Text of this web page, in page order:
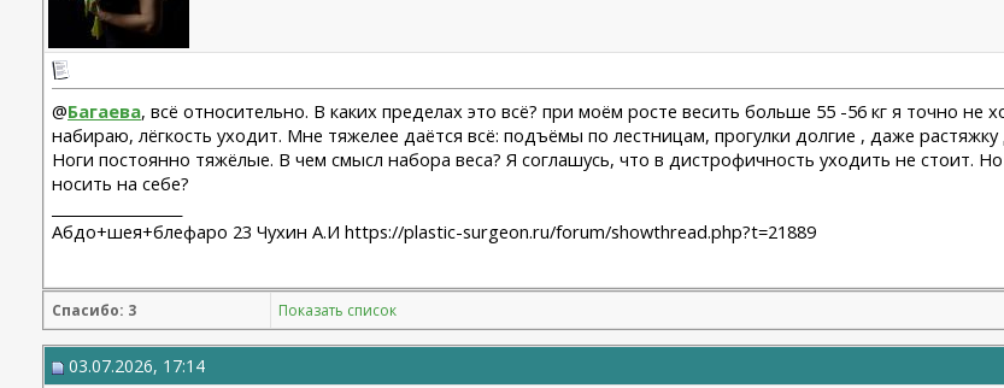
@Багаева, всё относительно. В каких пределах это всё? при моём росте весить больше 55 -56 кг я точно не
набираю, лёгкость уходит. Мне тяжелее даётся всё: подъёмы по лестницам, прогулки долгие , даже
Ноги постоянно тяжёлые. В чем смысл набора веса? Я соглашусь, что в дистрофичность уходить не стоит.
носить на себе?
Абдо+шея+блефаро 23 Чухин А.И https://plastic-surgeon.ru/forum/showthread.php?t=21889
Спасибо: 3 Показать список
03.07.2026, 17:14